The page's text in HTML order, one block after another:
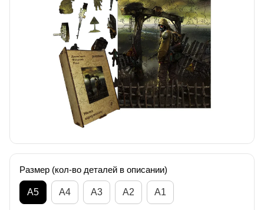
Размер (кол-во деталей в описании)
А5 А4 A3 A2 A1